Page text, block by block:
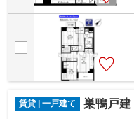
賃貸 | 一戸建て 巣鴨戸建